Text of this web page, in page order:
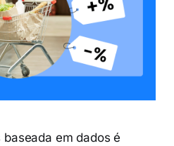
em dados é